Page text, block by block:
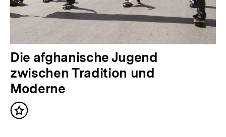
Die afghanische Jugend
zwischen Tradition und
Moderne
Inhalt